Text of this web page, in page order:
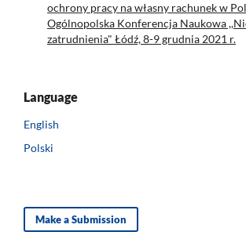
ochrony pracy na własny rachunek w
Ogólnopolska Konferencja Naukowa
zatrudnienia" Łódź, 8-9 grudnia 2021 r.
Language
English
Polski
Make a Submission